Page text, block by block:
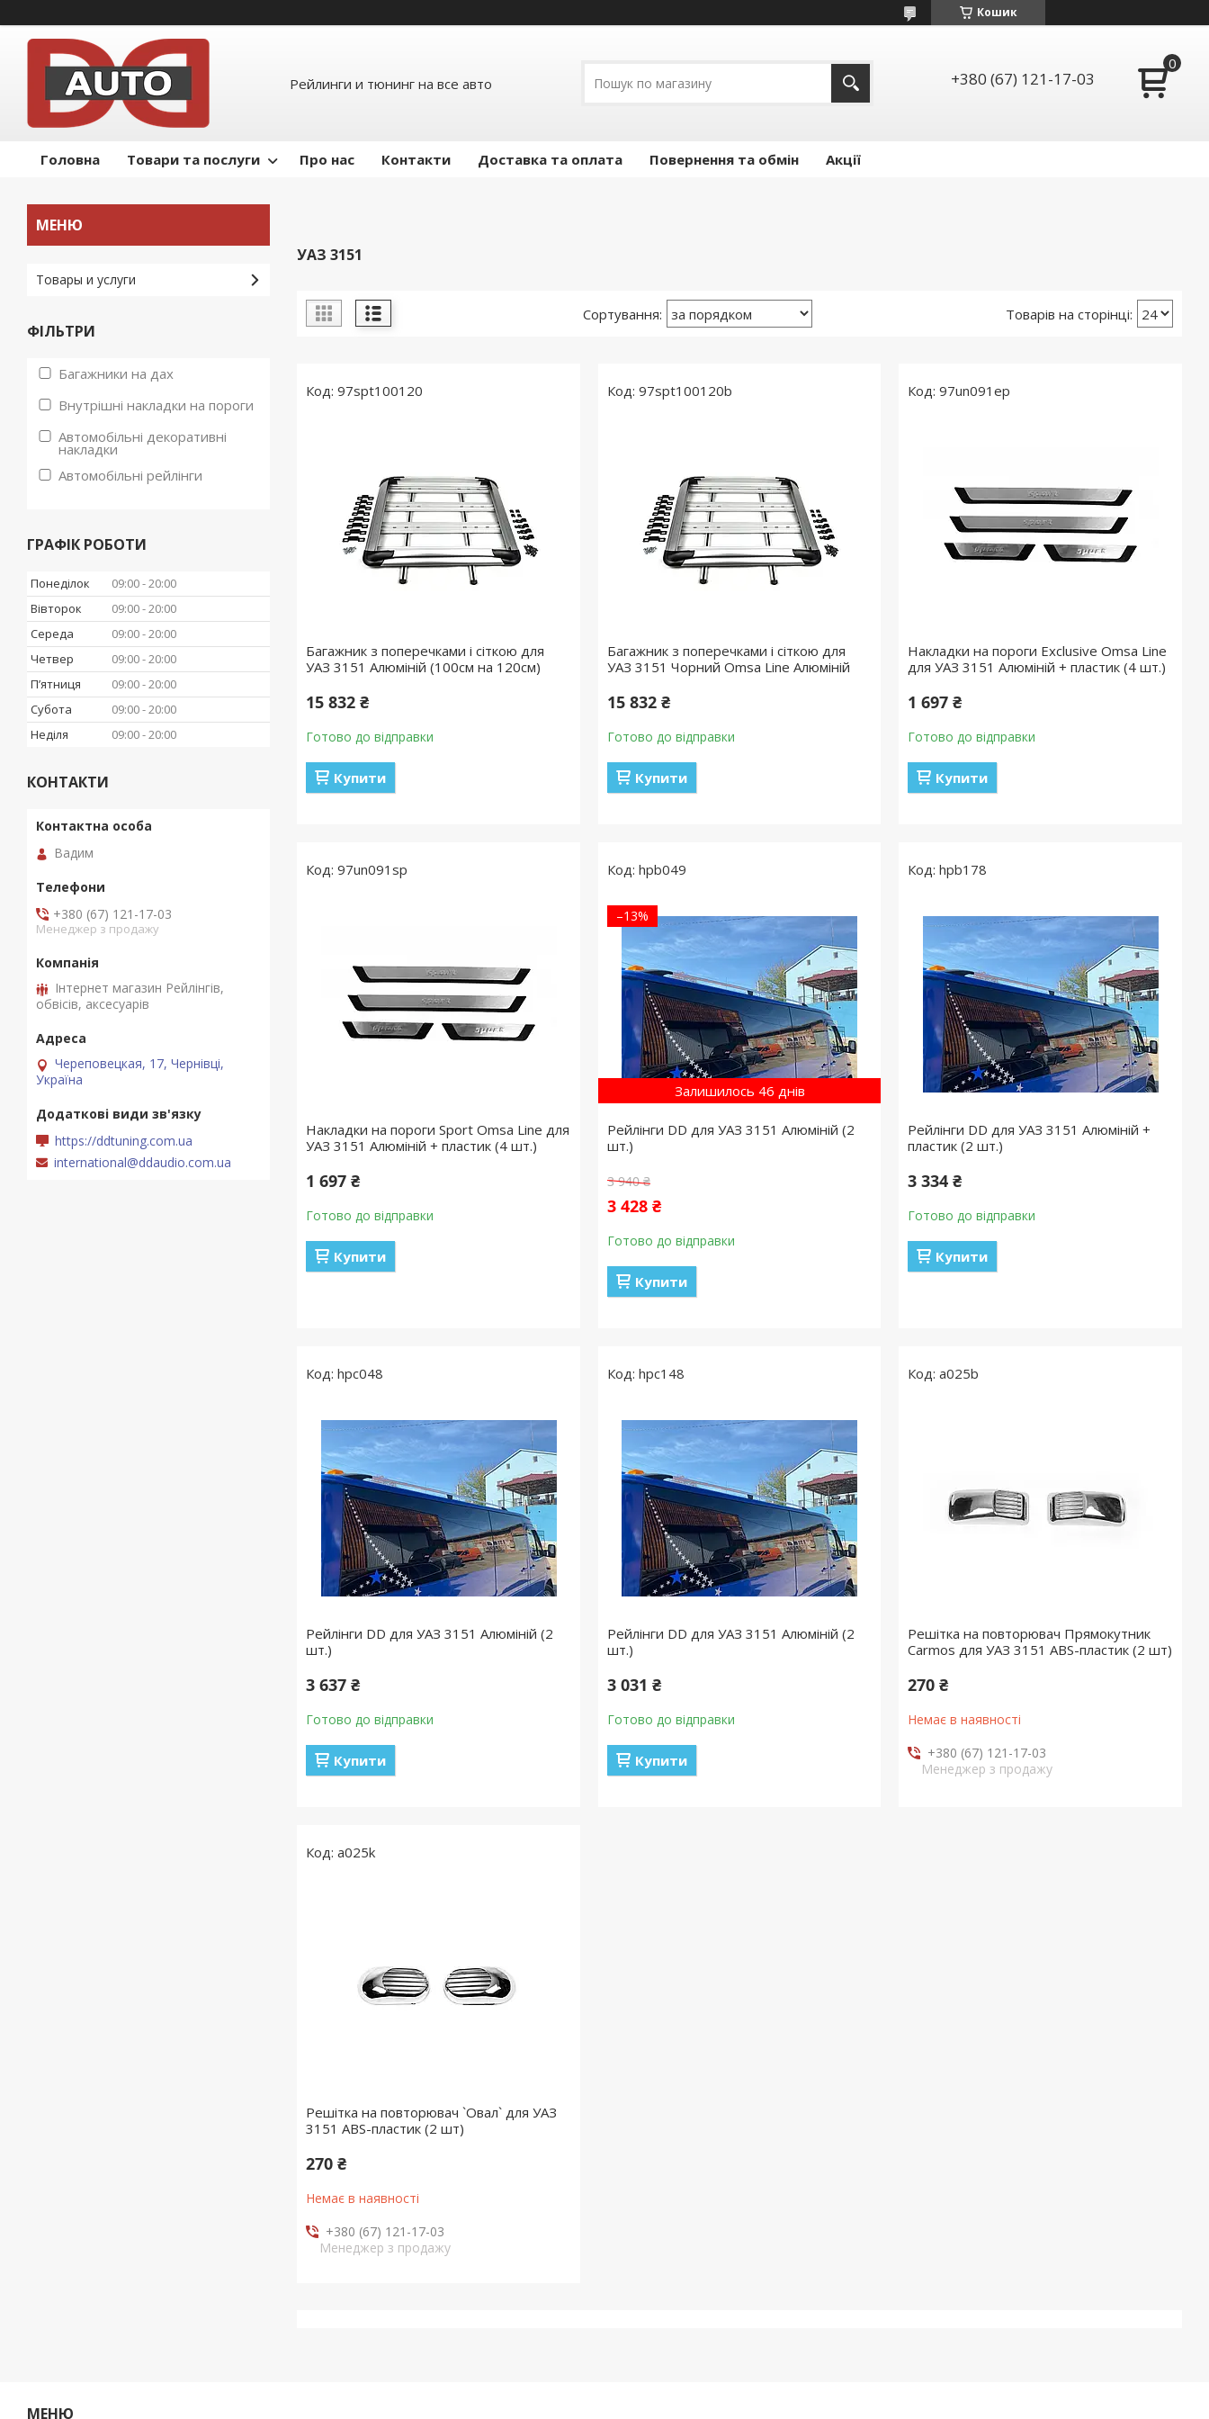
Кошик
Рейлинги и тюнинг на все авто +380 (67) 121-17-03
Головна Товари та послуги Про нас Контакти Доставка та оплата Повернення та обмін Акції
УАЗ 3151
97spt100120
Багажник з поперечками і сіткою для
УАЗ 3151 Алюміній (100см на 120см)
15 832 ₴
Готово до відправки
Купити
97spt100120b
Багажник з поперечками і сіткою для
УАЗ 3151 Чорний Omsa Line Алюміній
15 832 ₴
Готово до відправки
Купити
97un091ep
Накладки на пороги Exclusive Omsa Line
для УАЗ 3151 Алюміній + пластик (4 шт.)
1 697 ₴
Готово до відправки
Купити
97un091sp
Накладки на пороги Sport Omsa Line для
УАЗ 3151 Алюміній + пластик (4 шт.)
1 697 ₴
Готово до відправки
Купити
hpb049
Залишилось 46 днів
–13%
Рейлінги DD для УАЗ 3151 Алюміній (2
шт.)
3 940 ₴
3 428 ₴
Готово до відправки
Купити
hpb178
Рейлінги DD для УАЗ 3151 Алюміній +
пластик (2 шт.)
3 334 ₴
Готово до відправки
Купити
hpc048
Рейлінги DD для УАЗ 3151 Алюміній (2
шт.)
3 637 ₴
Готово до відправки
Купити
hpc148
Рейлінги DD для УАЗ 3151 Алюміній (2
шт.)
3 031 ₴
Готово до відправки
Купити
a025b
Решітка на повторювач Прямокутник
Carmos для УАЗ 3151 ABS-пластик (2 шт)
270 ₴
Немає в наявності
+380 (67) 121-17-03
Менеджер з продажу
a025k
Решітка на повторювач `Овал` для УАЗ
3151 ABS-пластик (2 шт)
270 ₴
Немає в наявності
+380 (67) 121-17-03
Менеджер з продажу
Товары и услуги
ФІЛЬТРИ
Багажники на дах
Внутрішні накладки на пороги
Автомобільні декоративні
накладки
Автомобільні рейлінги
ГРАФІК РОБОТИ
Понеділок 09:00 20:00
Вівторок
09:00 20:00
Середа
09:00 20:00
Четвер
09:00 20:00
Пʼятниця
09:00 20:00
Субота
09:00 20:00
Неділя
09:00 20:00
КОНТАКТИ
Вадим
+380 (67) 121-17-03
Менеджер з продажу
Інтернет магазин Рейлінгів,
обвісів, аксесуарів
Череповецкая, 17, Чернівці,
Україна
https://ddtuning.com.ua
international@ddaudio.com.ua
МЕНЮ